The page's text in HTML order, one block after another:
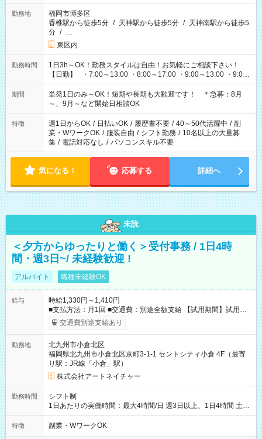
勤務地
福岡市博多区
香椎駅から徒歩5分 / 天神駅から徒歩5分 / 天神南駅から徒歩5
分 / …
東区内
勤務時間
1日3h～OK！勤務スタイルは自由！お気軽にご相談下さい！
【日勤】 ・7:00～13:00 ・8:00～17:00 ・9:00～13:00 ・9:00
～18:00 ・10:00～19:00 ・13:00～18:00 ・15:00～20:00 ・
16:00～19:00 【夜勤】 ・17:00～21:00 ・18:00～23:00 ・
21:00～翌6:00 ・23:00～翌8:00 など（他時間多数あり！）
期間
単発1日のみ～OK！短期や長期も大歓迎です！ ＊急募：8月
～、9月～など開始日相談OK
特徴 週1日からOK / 日払いOK / 履歴書不要 / 40～50代活躍中 / 副
業・WワークOK / 服装自由 / シフト勤務 / 10名以上の大量募
集 / 電話対応なし / パソコンスキル不要
気になる！ 応募する 詳細へ
未読
＜夕方からゆったりと働く＞受付事務 / 1日4時
間・週3日~/ 未経験歓迎 !
アルバイト 職種未経験OK
給与
時給1,330円～1,410円
■支払方法：月1回 ■交通費：別途全額支給 【試用期間】試用期
間あり 試用期間の長さ：6ヶ月 雇用形態、給与は本採用時と同
じです。
交通費別途支給あり
勤務地
北九州市小倉北区
福岡県北九州市小倉北区京町3-1-1 セントシティ小倉 4F（最寄
り駅：JR線「小倉」駅）
株式会社アートネイチャー
勤務時間
シフト制
1日あたりの実働時間：最大4時間/日 週3日以上、1日4時間 土曜
や日曜のお休みも応相談 16:05～20:05 「昼間のレジの仕事とW
ワークで働きたい」 「夕食後の空いている時間を有効活用した
特徴 副業・WワークOK